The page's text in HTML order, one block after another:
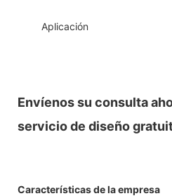
Aplicación
Envíenos su consulta
servicio de diseño
Características de la empresa